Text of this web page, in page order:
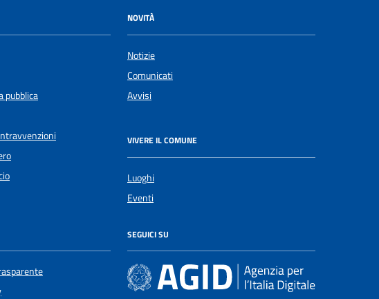
pubblica
NOVITÀ
Notizie
Comunicati
Avvisi
VIVERE IL COMUNE
Luoghi
Eventi
SEGUICI SU